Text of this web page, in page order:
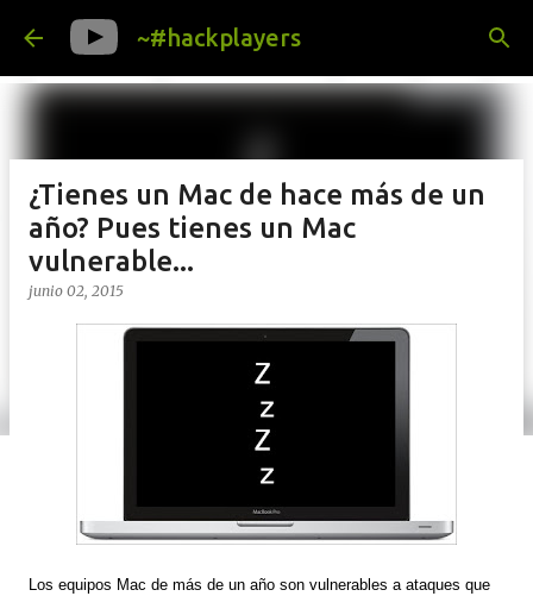
Ir al contenido principal
~#hackplayers
¿Tienes un Mac de hace más de un
año? Pues tienes un Mac
vulnerable...
junio 02, 2015
Los equipos Mac de más de un año son vulnerables a ataques que